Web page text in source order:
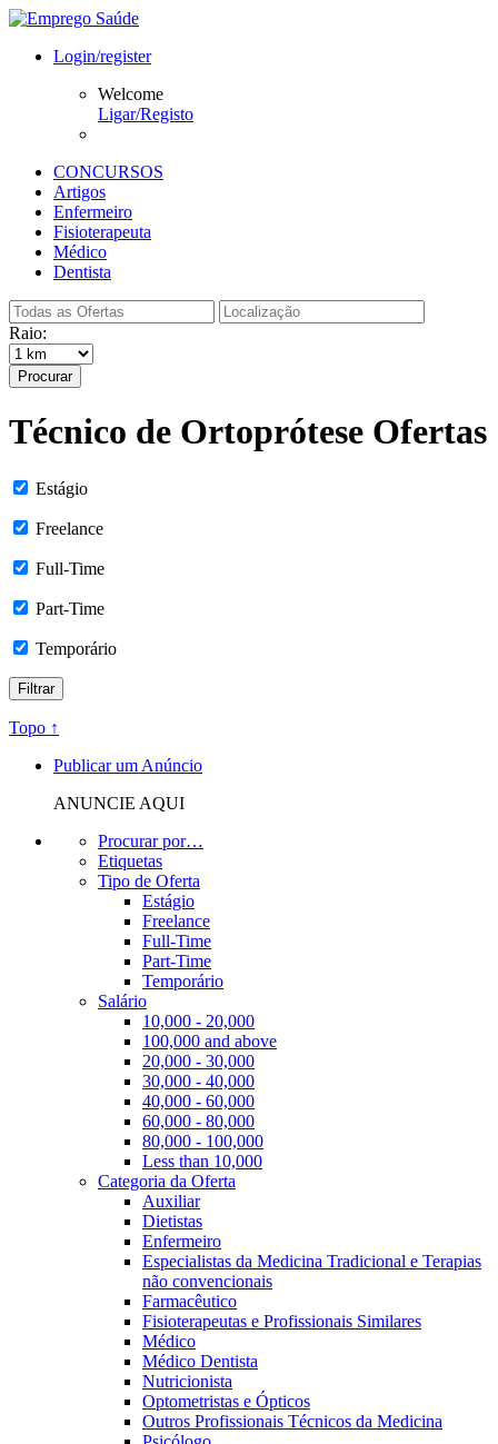
Login/register
Welcome
Ligar/Registo
CONCURSOS
Artigos
Enfermeiro
Fisioterapeuta
Médico
Dentista
Raio:
Procurar
Técnico de Ortoprótese Ofertas
Estágio
Freelance
Full-Time
Part-Time
Temporário
Topo ↑
Publicar um Anúncio
ANUNCIE AQUI
Procurar por…
Etiquetas
Tipo de Oferta
Estágio
Freelance
Full-Time
Part-Time
Temporário
Salário
10,000 - 20,000
100,000 and above
20,000 - 30,000
30,000 - 40,000
40,000 - 60,000
60,000 - 80,000
80,000 - 100,000
Less than 10,000
Categoria da Oferta
Auxiliar
Dietistas
Enfermeiro
Especialistas da Medicina Tradicional e Terapias
não convencionais
Farmacêutico
Fisioterapeutas e Profissionais Similares
Médico
Médico Dentista
Nutricionista
Optometristas e Ópticos
Outros Profissionais Técnicos da Medicina